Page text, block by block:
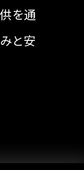
を通
と安